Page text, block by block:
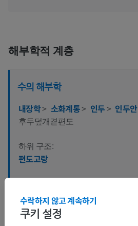
해부학적 계층
수의 해부학
내장학> 소화계통> 인두> 인두안
후두덮개곁편도
하위 구조:
편도고랑
수의 조직학
쿠키 설정
수락하지 않고 계속하기